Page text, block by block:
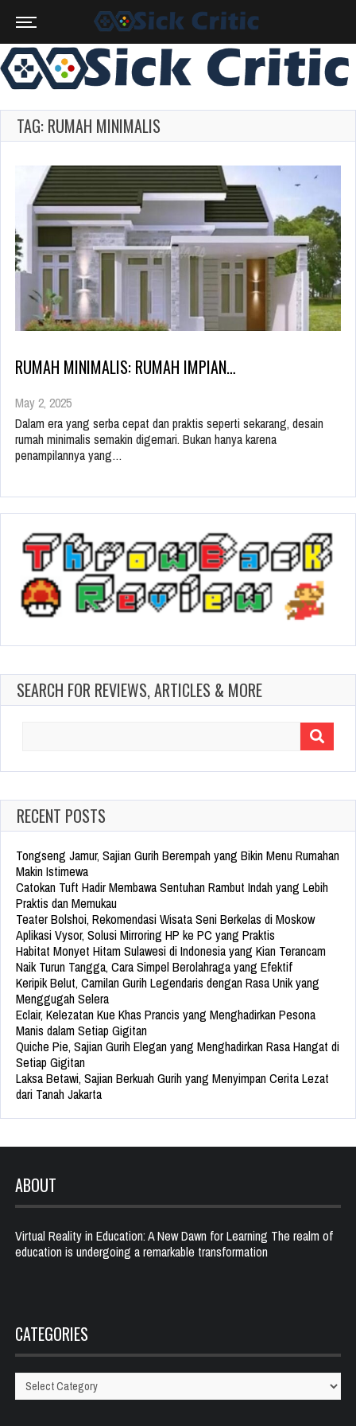
TAG: RUMAH MINIMALIS
RUMAH MINIMALIS: RUMAH IMPIAN…
May 2, 2025
Dalam era yang serba cepat dan praktis seperti sekarang, desain
rumah minimalis semakin digemari. Bukan hanya karena
penampilannya yang…
SEARCH FOR REVIEWS, ARTICLES & MORE
RECENT POSTS
Tongseng Jamur, Sajian Gurih Berempah yang Bikin Menu Rumahan
Makin Istimewa
Catokan Tuft Hadir Membawa Sentuhan Rambut Indah yang Lebih
Praktis dan Memukau
Teater Bolshoi, Rekomendasi Wisata Seni Berkelas di Moskow
Aplikasi Vysor, Solusi Mirroring HP ke PC yang Praktis
Habitat Monyet Hitam Sulawesi di Indonesia yang Kian Terancam
Naik Turun Tangga, Cara Simpel Berolahraga yang Efektif
Keripik Belut, Camilan Gurih Legendaris dengan Rasa Unik yang
Menggugah Selera
Eclair, Kelezatan Kue Khas Prancis yang Menghadirkan Pesona
Manis dalam Setiap Gigitan
Quiche Pie, Sajian Gurih Elegan yang Menghadirkan Rasa Hangat di
Setiap Gigitan
Laksa Betawi, Sajian Berkuah Gurih yang Menyimpan Cerita Lezat
dari Tanah Jakarta
ABOUT
Virtual Reality in Education: A New Dawn for Learning The realm of
education is undergoing a remarkable transformation
CATEGORIES
Categories